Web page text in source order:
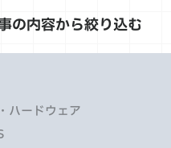
の内容から絞り込む
ハードウェア